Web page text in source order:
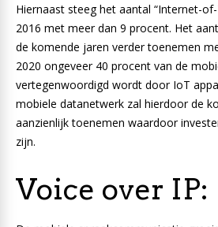
Hiernaast steeg het aantal “Internet-
2016 met meer dan 9 procent. Het
de komende jaren verder toenemen
2020 ongeveer 40 procent van de
vertegenwoordigd wordt door IoT
mobiele datanetwerk zal hierdoor de
aanzienlijk toenemen waardoor
zijn.
Voice over IP: